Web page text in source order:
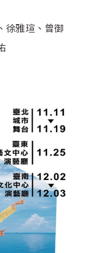
徐雅瑄、曾御